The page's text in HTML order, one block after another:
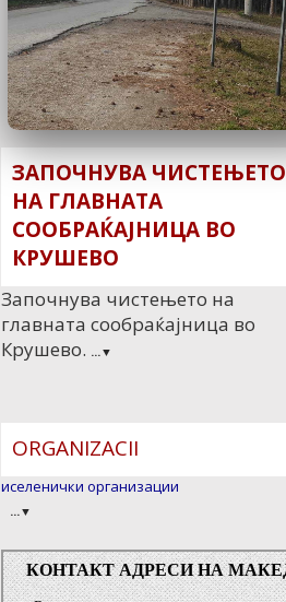
ЗАПОЧНУВА ЧИСТЕЊЕТО
НА ГЛАВНАТА
СООБРАЌАЈНИЦА ВО
КРУШЕВО
Започнува чистењето на
главната сообраќајница во
Крушево. ...▼
ORGANIZACII
иселенички организации
...▼